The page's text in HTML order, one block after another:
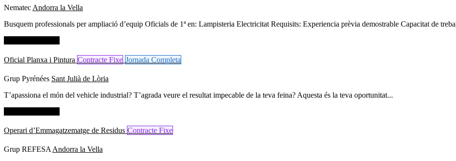
NematecAndorra la Vella
Busquem professionals per ampliació d’equip Oficials de 1ª en: Lampisteria Electricitat Requisits: Experiencia prèvia demostrable Capacitat de
Oficial Planxa i Pintura Contracte Fixe Jornada Completa
Grup Pyrénées Sant Julià de Lòria
T’apassiona el món del vehicle industrial? T’agrada veure el resultat impecable de la teva feina? Aquesta és la teva oportunitat...
Operari d’Emmagatzematge de Residus Contracte Fixe
Grup REFESAAndorra la Vella